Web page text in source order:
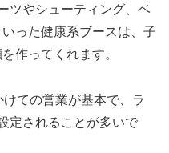
ツやシューティング、ベ
った健康系ブースは、子
作ってくれます。
ての営業が基本で、ラ
定されることが多いで